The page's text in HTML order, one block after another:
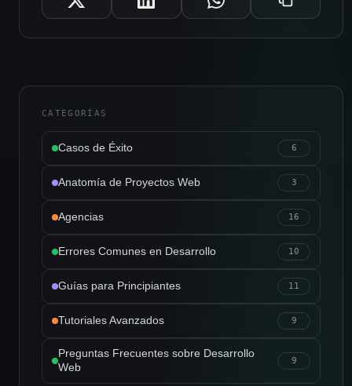
CATEGORÍAS
Casos de Éxito 6
Anatomía de Proyectos Web 3
Agencias 16
Errores Comunes en Desarrollo 10
Guías para Principiantes 11
Tutoriales Avanzados 9
Preguntas Frecuentes sobre Desarrollo
Web
9